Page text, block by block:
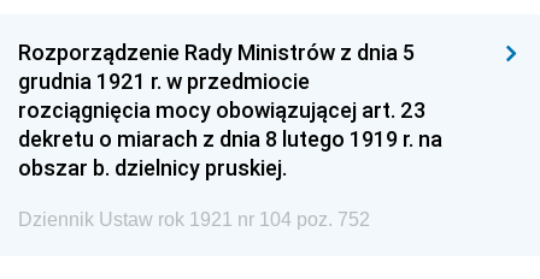
Rozporządzenie Rady Ministrów z dnia 5
grudnia 1921 r. w przedmiocie
rozciągnięcia mocy obowiązującej art. 23
dekretu o miarach z dnia 8 lutego 1919 r. na
obszar b. dzielnicy pruskiej.
Dziennik Ustaw rok 1921 nr 104 poz. 752